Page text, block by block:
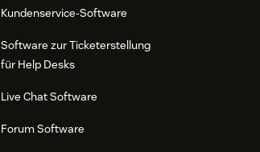
Kundenservice-Software
Software zur Ticketerstellung
für Help Desks
Live Chat Software
Forum Software